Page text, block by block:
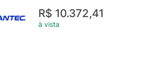
R$ 10.372,41
à vista